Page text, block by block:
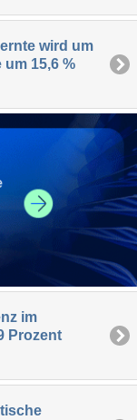
wird um
15,6 %
im
Prozent